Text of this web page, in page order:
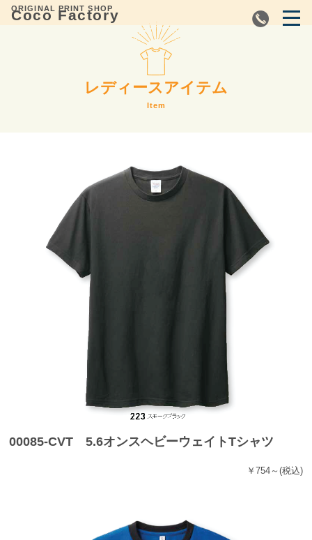
ORIGINAL PRINT SHOP
Coco Factory
レディースアイテム
Item
00085-CVT 5.6オンスヘビーウェイトTシャツ
￥754～ (税込)